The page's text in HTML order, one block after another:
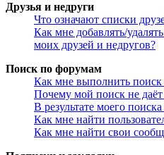
Друзья и недруги
Что означают списки
Как мне добавлять/
моих друзей и недругов?
Поиск по форумам
Как мне выполнить
Почему мой поиск не даёт
В результате моего
Как мне найти
Как мне найти свои